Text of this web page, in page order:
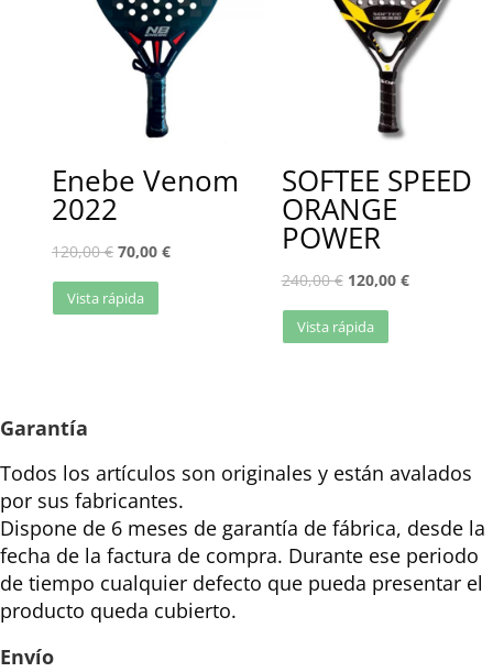
Enebe Venom
2022
120,00€ 70,00 €
Vista rápida
SOFTEE SPEED
ORANGE
POWER
240,00€ 120,00 €
Vista rápida
Garantía
Todos los artículos son originales y están avalados
por sus fabricantes.
Dispone de 6 meses de garantía de fábrica, desde la
fecha de la factura de compra. Durante ese periodo
de tiempo cualquier defecto que pueda presentar el
producto queda cubierto.
Envío